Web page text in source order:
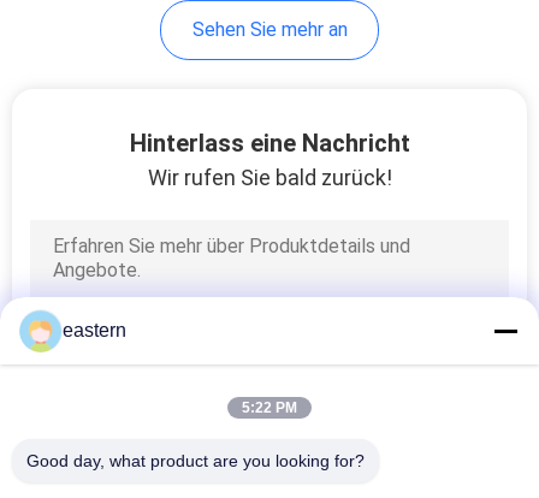
Medizin-Flaschen-
kleine Glasphiolen
Sehen Sie mehr an
Hinterlass eine Nachricht
Wir rufen Sie bald zurück!
eastern
5:22 PM
Good day, what product are you looking for?